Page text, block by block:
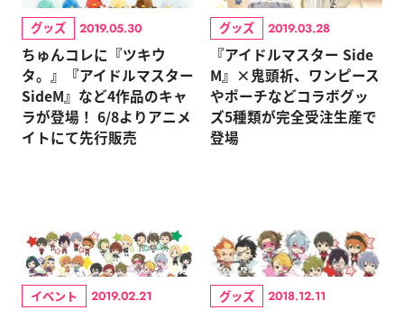
グッズ 2019.05.30
ちゅんコレに『ツキウ
タ。』『アイドルマスター
SideM』など4作品のキャ
ラが登場！ 6/8よりアニメ
イトにて先行販売
グッズ 2019.03.28
『アイドルマスター Side
M』×鬼頭祈、ワンピース
やポーチなどコラボグッ
ズ5種類が完全受注生産で
登場
イベント 2019.02.21 グッズ 2018.12.11